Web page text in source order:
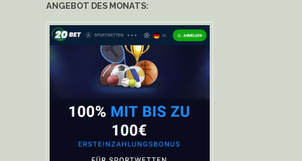
ANGEBOT DES MONATS: